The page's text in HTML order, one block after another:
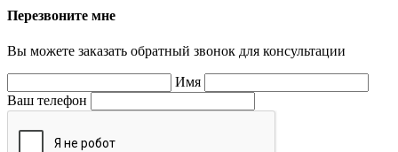
Перезвоните мне
Вы можете заказать обратный звонок для консультации
Имя
Ваш телефон